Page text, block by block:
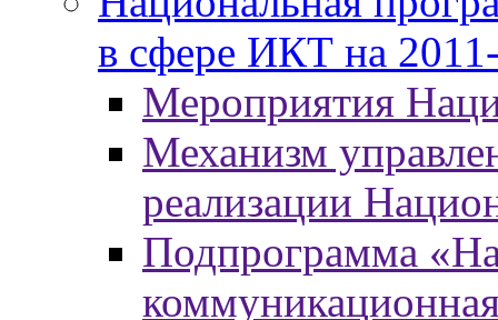
в сфере ИКТ на
Мероприятия
Механизм
реализации
Подпрограмма